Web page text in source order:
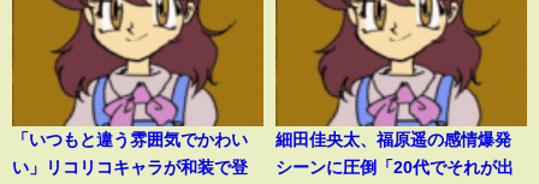
「いつもと違う雰囲気でかわい
い」リコリコキャラが和装で登
細田佳央太、福原遥の感情爆発
シーンに圧倒「20代でそれが出